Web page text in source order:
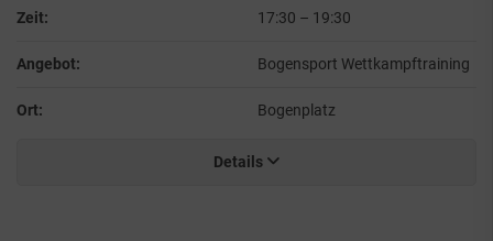
Zeit: 17:30 – 19:30
Angebot: Bogensport Wettkampftraining
Ort: Bogenplatz
Details